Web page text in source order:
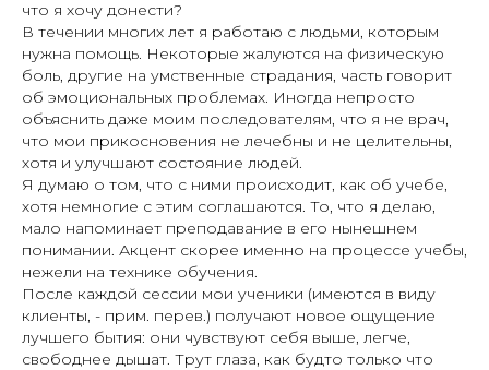
что я хочу донести?
В течении многих лет я работаю с людьми, которым
нужна помощь. Некоторые жалуются на физическую
боль, другие на умственные страдания, часть говорит
об эмоциональных проблемах. Иногда непросто
объяснить даже моим последователям, что я не врач,
что мои прикосновения не лечебны и не целительны,
хотя и улучшают состояние людей.
Я думаю о том, что с ними происходит, как об учебе,
хотя немногие с этим соглашаются. То, что я делаю,
мало напоминает преподавание в его нынешнем
понимании. Акцент скорее именно на процессе учебы,
нежели на технике обучения.
После каждой сессии мои ученики (имеются в виду
клиенты, - прим. перев.) получают новое ощущение
лучшего бытия: они чувствуют себя выше, легче,
свободнее дышат. Трут глаза, как будто только что